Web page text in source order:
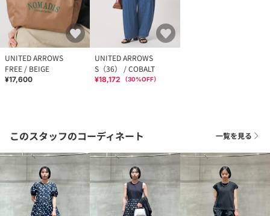
UNITED ARROWS
FREE / BEIGE
¥17,600
UNITED ARROWS
S（36） / COBALT
¥18,172 （30%OFF）
このスタッフのコーディネート 一覧を見る